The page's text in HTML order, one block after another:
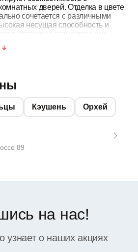
дверей. Отделка в цвете
сочетается с различными
несущая способность и
установка стандартными
Кэушень Орхей
89
на нас!
узнает о наших акциях